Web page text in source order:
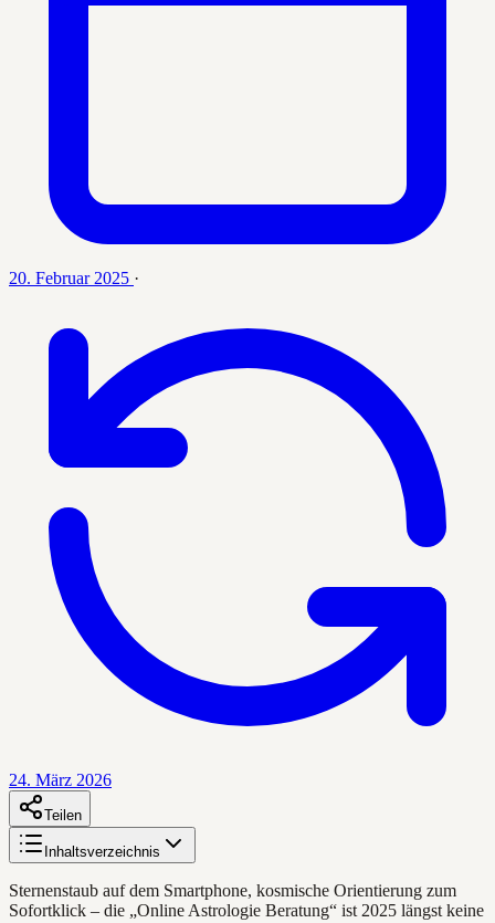
20. Februar 2025 ·
24. März 2026
Teilen
Inhaltsverzeichnis
Sternenstaub auf dem Smartphone, kosmische Orientierung zum
Sofortklick – die „Online Astrologie Beratung“ ist 2025 längst keine